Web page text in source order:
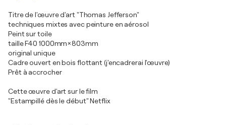
Titre de l'œuvre d'art "Thomas Jefferson"
techniques mixtes avec peinture en aérosol
Peint sur toile
taille F40 1000mm×803mm
original unique
Cadre ouvert en bois flottant (j'encadrerai l'œuvre)
Prêt à accrocher
Cette œuvre d'art sur le film
"Estampillé dès le début" Netflix